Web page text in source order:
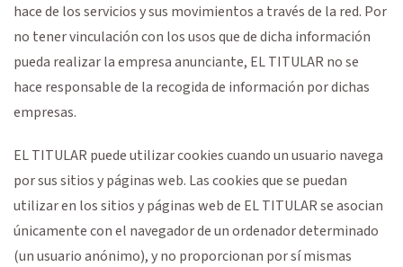
hace de los servicios y sus movimientos a través de la red. Por
no tener vinculación con los usos que de dicha información
pueda realizar la empresa anunciante, EL TITULAR no se
hace responsable de la recogida de información por dichas
empresas.
EL TITULAR puede utilizar cookies cuando un usuario navega
por sus sitios y páginas web. Las cookies que se puedan
utilizar en los sitios y páginas web de EL TITULAR se asocian
únicamente con el navegador de un ordenador determinado
(un usuario anónimo), y no proporcionan por sí mismas